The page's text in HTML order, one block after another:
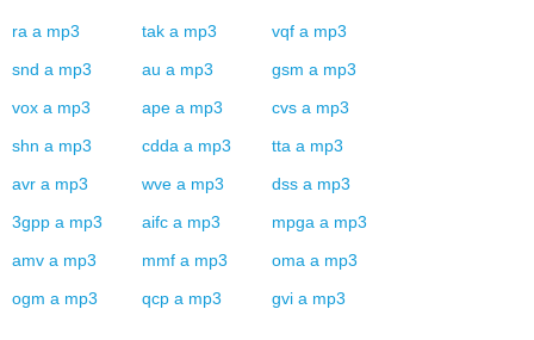
ra a mp3 tak a mp3 vqf a mp3
snd a mp3 au a mp3 gsm a mp3
vox a mp3 ape a mp3 cvs a mp3
shn a mp3 cdda a mp3 tta a mp3
avr a mp3 wve a mp3 dss a mp3
3gpp a mp3 aifc a mp3 mpga a mp3
amv a mp3 mmf a mp3 oma a mp3
ogm a mp3 qcp a mp3 gvi a mp3